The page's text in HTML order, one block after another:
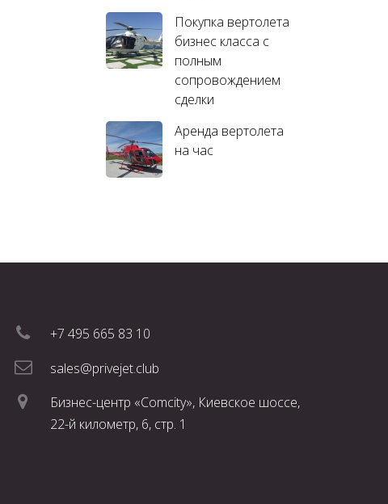
Покупка вертолета
бизнес класса с
полным
сопровождением
сделки
Аренда вертолета
на час
+7 495 665 83 10
sales@privejet.club
Бизнес-центр «Comcity», Киевское шоссе,
22-й километр, 6, стр. 1